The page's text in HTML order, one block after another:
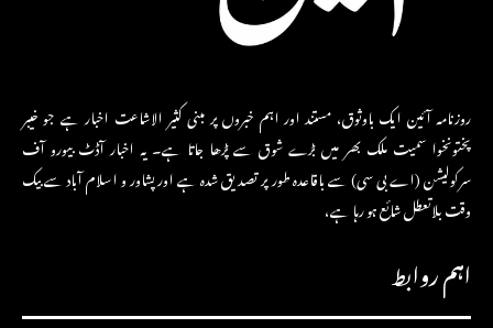
روزنامہ آئین ایک باوثوق، مستند اور اہم خبروں پر مبنی کثیر الاشاعت اخبار ہے جو خیبر
پختونخوا سمیت ملک بھر میں بڑے شوق سے پڑھا جاتا ہے۔ یہ اخبار آڈٹ بیورو آف
سرکولیشن (اے بی سی) سے باقاعدہ طور پر تصدیق شدہ ہے اور پشاور و اسلام آباد سے بیک
وقت بلاتعطل شائع ہو رہا ہے،
اہم روابط